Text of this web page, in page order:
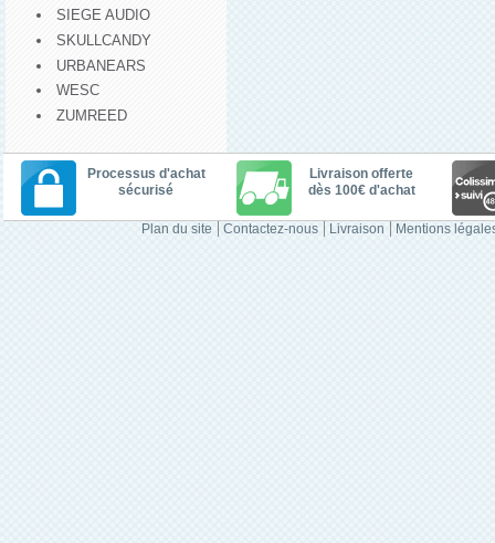
SIEGE AUDIO
SKULLCANDY
URBANEARS
WESC
ZUMREED
Processus d'achat
sécurisé
Livraison offerte
dès 100€ d'achat
Plan du site Contactez-nous Livraison Mentions